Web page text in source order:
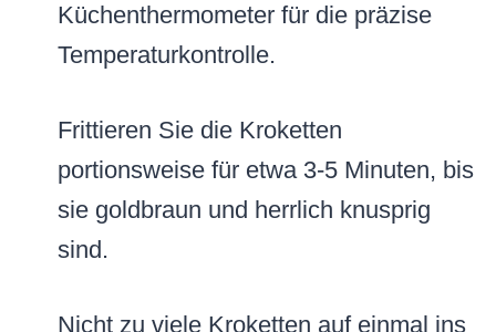
Küchenthermometer für die präzise
Temperaturkontrolle.
Frittieren Sie die Kroketten
portionsweise für etwa 3-5 Minuten, bis
sie goldbraun und herrlich knusprig
sind.
Nicht zu viele Kroketten auf einmal ins